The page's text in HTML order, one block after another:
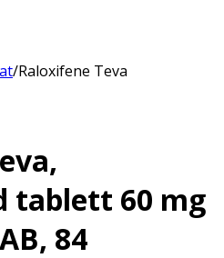
/Raloxifene Teva
tablett 60 mg
84